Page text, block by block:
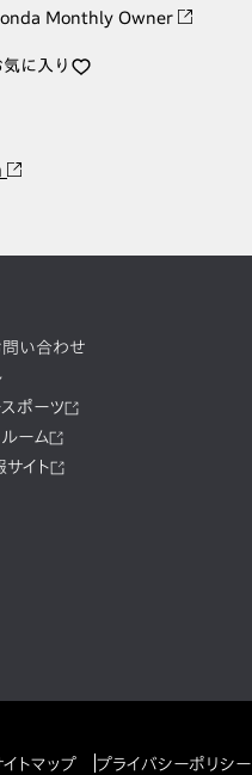
Monthly Owner
気に入り
問い合わせ
ポーツ
ーム
イト
イトマップ プライバシーポリシー